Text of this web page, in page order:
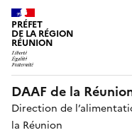
PRÉFET
DE LA RÉGION
RÉUNION
DAAF de la
Direction de
la Réunion